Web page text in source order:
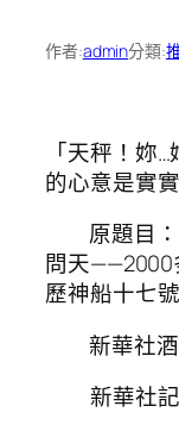
作者:admin分類:
「天秤！妳
的心意是實
原題目
問天——2000
歷神船十七
新華社
新華社記